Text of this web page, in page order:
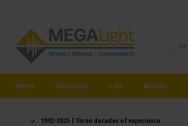
Home Webshop Sale Brands
1992-2025 | Three decades of experience